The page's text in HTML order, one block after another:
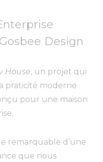
Design
House, un projet qui
praticité moderne
pour une maison
remarquable d’une
que nous